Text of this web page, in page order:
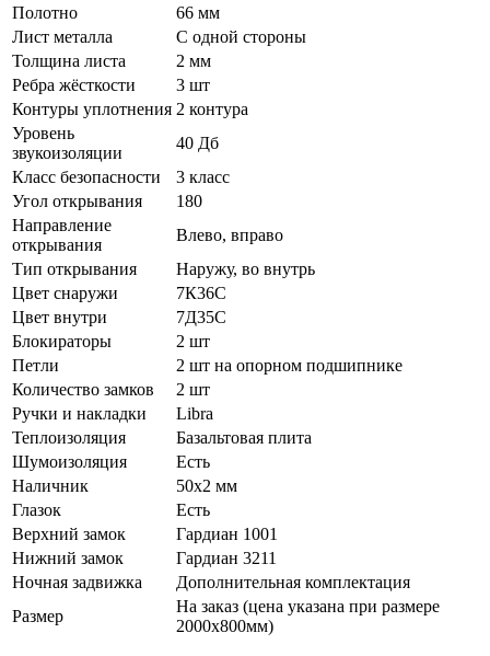
Полотно
66 мм
Лист металла
С одной стороны
Толщина листа
2 мм
Ребра жёсткости
3 шт
Контуры уплотнения 2 контура
Уровень
звукоизоляции
40 Дб
Класс безопасности
3 класс
Угол открывания
180
Направление
открывания
Влево, вправо
Тип открывания
Наружу, во внутрь
Цвет снаружи
7К36С
Цвет внутри
7Д35С
Блокираторы
2 шт
Петли
2 шт на опорном подшипнике
Количество замков
2 шт
Ручки и накладки
Libra
Теплоизоляция
Базальтовая плита
Шумоизоляция
Есть
Наличник
50х2 мм
Глазок
Есть
Верхний замок
Гардиан 1001
Нижний замок
Гардиан 3211
Ночная задвижка
Дополнительная комплектация
Размер
На заказ (цена указана при размере
2000х800мм)